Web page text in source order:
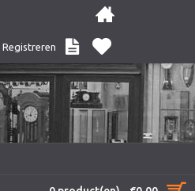
Registreren